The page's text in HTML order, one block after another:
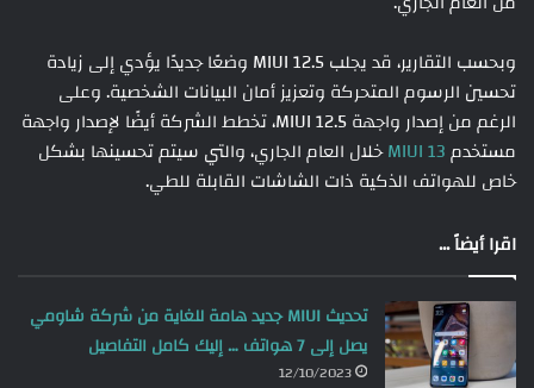
وبحسب التقارير، قد يجلب MIUI 12.5 وضعًا جديدًا يؤدي إلى زيادة
تحسين الرسوم المتحركة وتعزيز أمان البيانات الشخصية. وعلى
الرغم من إصدار واجهة MIUI 12.5، تخطط الشركة أيضًا لإصدار واجهة
مستخدمMIUI 13خلال العام الجاري، والتي سيتم تحسينها بشكل
خاص للهواتف الذكية ذات الشاشات القابلة للطي.
اقرا أيضاً ...
تحديث MIUI جديد هامة للغاية من شركة شاومي
يصل إلى 7 هواتف … إليك كامل التفاصيل
12/10/2023